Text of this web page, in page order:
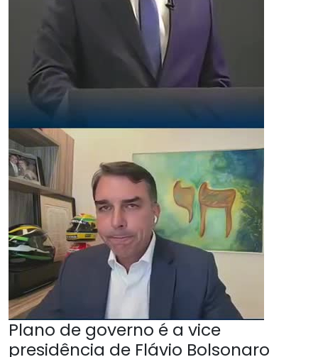
Plano de governo é a vice
presidência de Flávio Bolsonaro